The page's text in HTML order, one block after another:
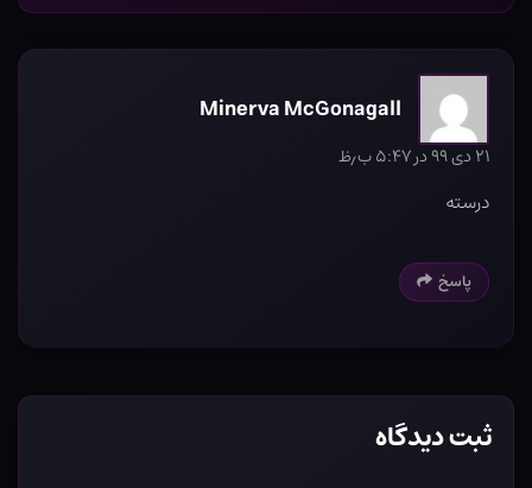
Minerva McGonagall
۲۱ دی ۹۹ در ۵:۴۷ ب٫ظ
درسته
پاسخ
ثبت دیدگاه